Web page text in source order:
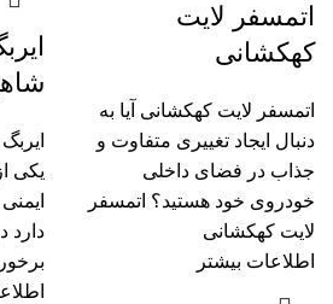
اتمسفر لایت
کهکشانی
اتمسفر لایت کهکشانی آیا به
دنبال ایجاد تغییری متفاوت و
جذاب در فضای داخلی
خودروی خود هستید؟ اتمسفر
لایت کهکشانی
اطلاعات بیشتر
یکی
دارد